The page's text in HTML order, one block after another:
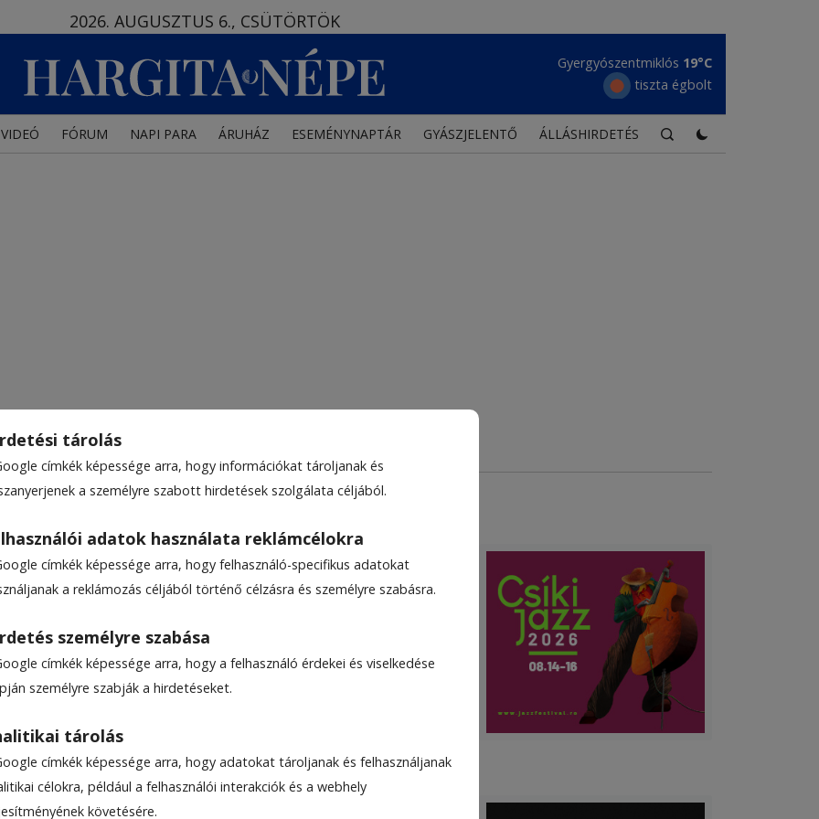
tárolás
címkék képessége arra, hogy információkat tároljanak és
a személyre szabott hirdetések szolgálata céljából.
adatok használata reklámcélokra
címkék képessége arra, hogy felhasználó-specifikus adatokat
a reklámozás céljából történő célzásra és személyre szabásra.
személyre szabása
címkék képessége arra, hogy a felhasználó érdekei és viselkedése
személyre szabják a hirdetéseket.
tárolás
címkék képessége arra, hogy adatokat tároljanak és felhasználjanak
célokra, például a felhasználói interakciók és a webhely
követésére.
2026. AUGUSZTUS 6., CSÜTÖRTÖK
Maroshévíz 20°C
tiszta égbolt
VIDEÓ FÓRUM NAPI PARA ÁRUHÁZ ESEMÉNYNAPTÁR GYÁSZJELENTŐ ÁLLÁSHIRDETÉS
magasabb árakkal
megfelelően – a bárányhús iránti kereslet
nincs hiány, ugyanis a juhok ellési időszaka
bárány került a piacra – ugyanakkor a
az exportpiacok magasabb felvásárlási árai miatt
mint tavaly: a piacon várhatóan 50–55 lejtől
az üzletekben a 65 lejt is eléri kilója.